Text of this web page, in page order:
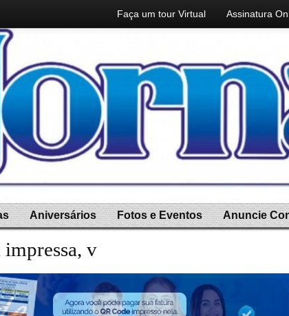
Faça um tour Virtual Assinatura
Aniversários Fotos e Eventos Anuncie
você ganha a